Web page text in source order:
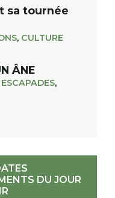
sa tournée
, CULTURE
ÂNE
ESCAPADES,
DU JOUR